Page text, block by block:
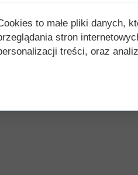
na
to małe pliki danych,
stron
treści, oraz